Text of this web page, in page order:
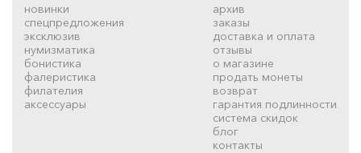
новинки
спецпредложения
эксклюзив
нумизматика
бонистика
фалеристика
филателия
аксессуары
архив
заказы
доставка и оплата
отзывы
о магазине
продать монеты
возврат
гарантия подлинности
система скидок
блог
контакты